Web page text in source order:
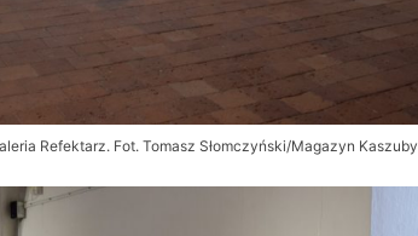
Refektarz. Fot. Tomasz Słomczyński/Magazyn Kaszuby